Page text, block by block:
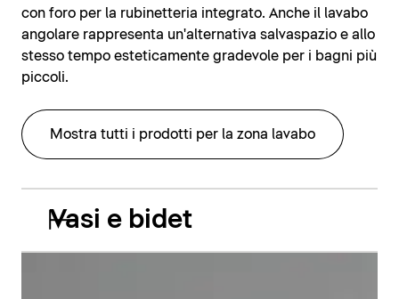
con foro per la rubinetteria integrato. Anche il lavabo
angolare rappresenta un'alternativa salvaspazio e allo
stesso tempo esteticamente gradevole per i bagni più
piccoli.
Mostra tutti i prodotti per la zona lavabo
Vasi e bidet